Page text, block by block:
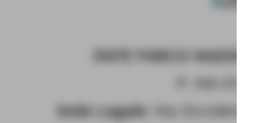
ENTE PARCO
Sede Legale:
Via